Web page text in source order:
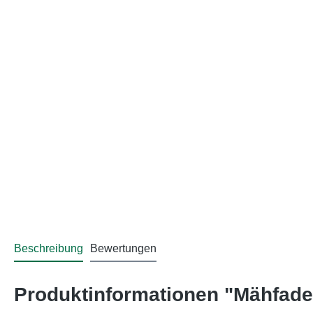
Beschreibung Bewertungen
Produktinformationen